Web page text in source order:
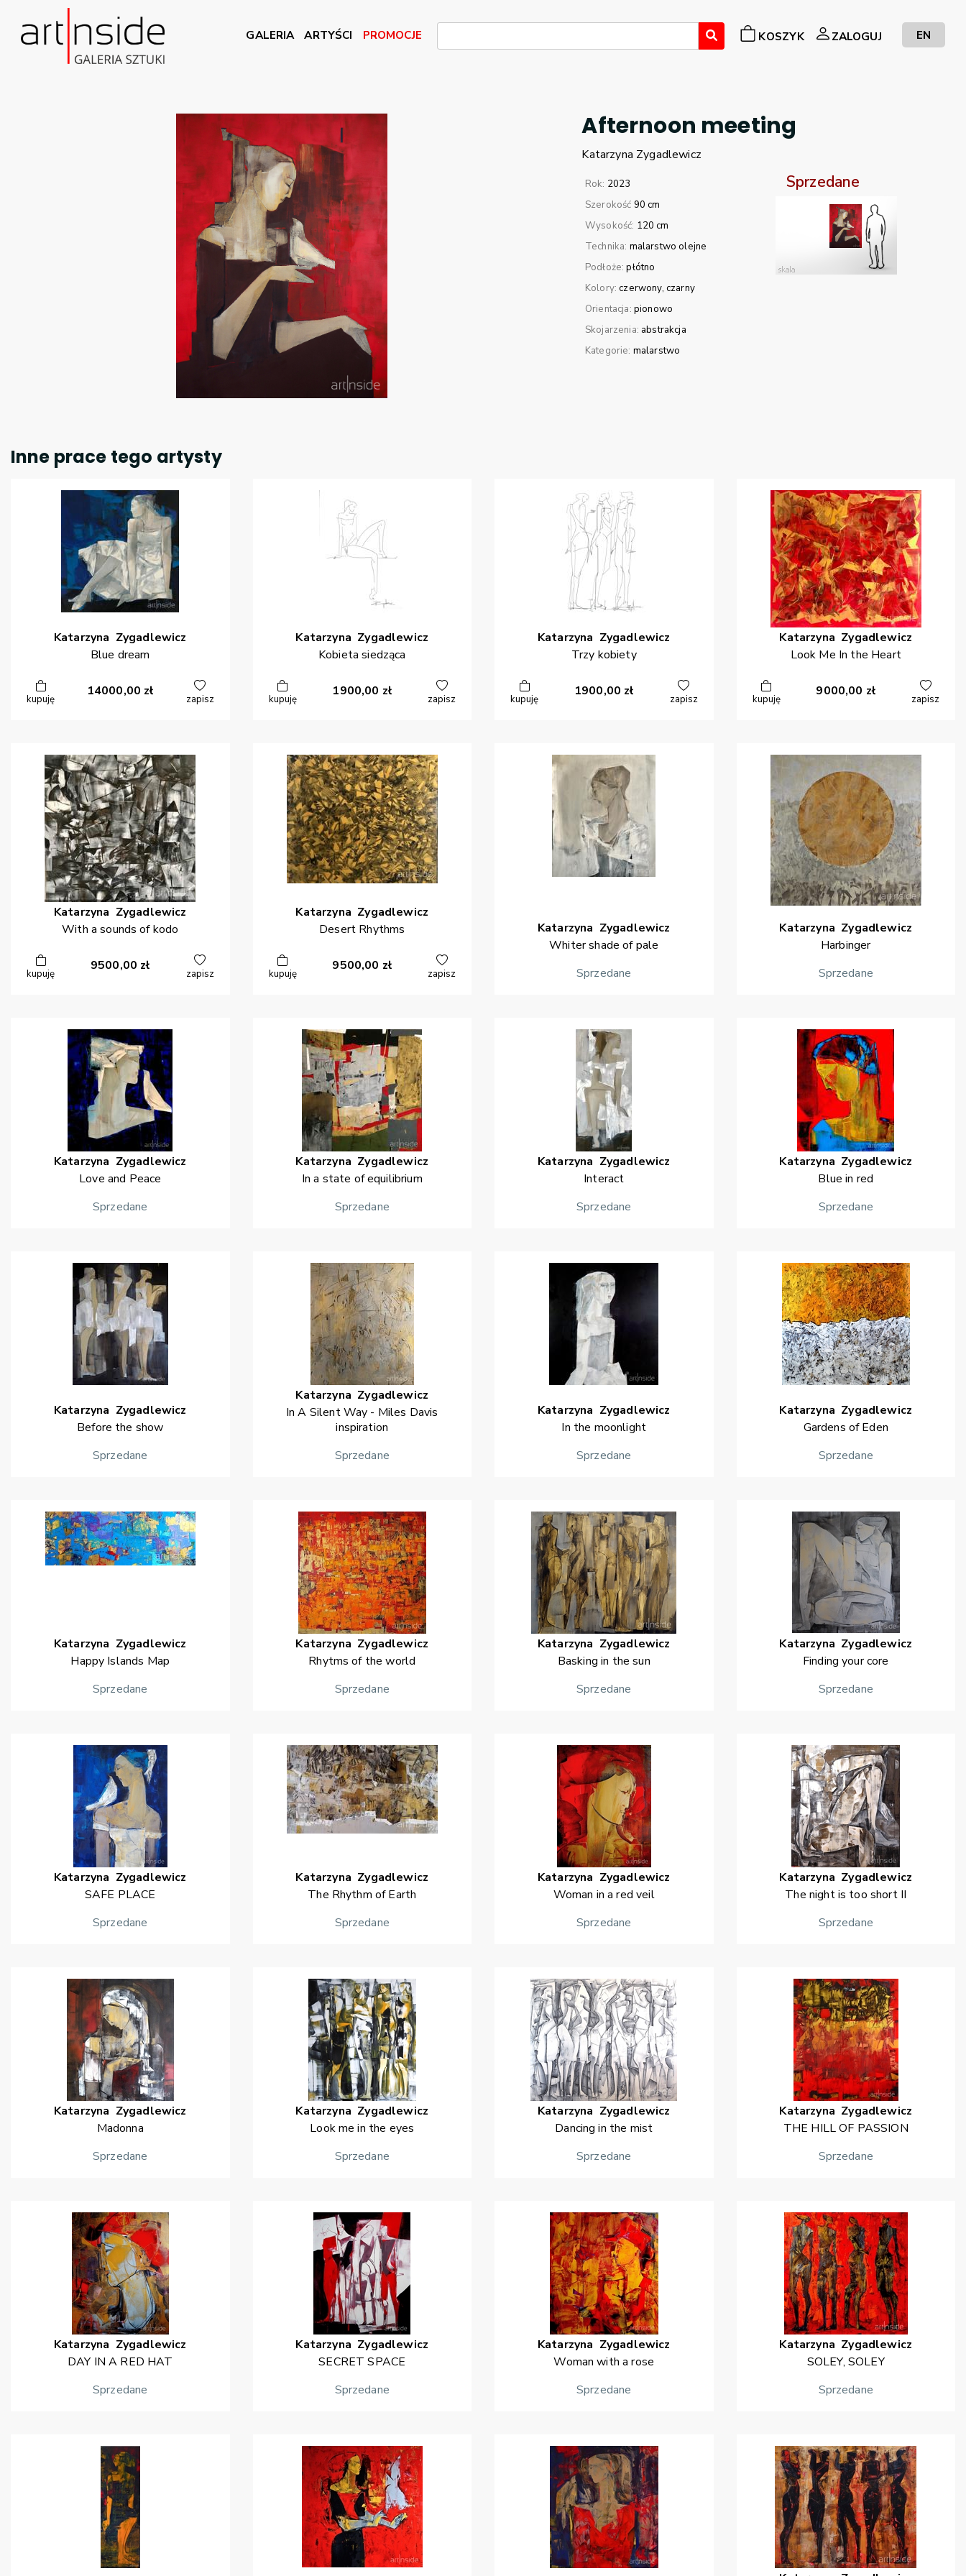
GALERIA ARTYŚCI PROMOCJE KOSZYK ZALOGUJ EN
Afternoon meeting
Katarzyna Zygadlewicz
Rok: 2023
Szerokość 90 cm
Wysokość: 120 cm
Technika: malarstwo olejne
Podłoże:płótno
Kolory:czerwony czarny
Orientacja: pionowo
Skojarzenia: abstrakcja
Kategorie: malarstwo
Sprzedane
Inne prace tego artysty
Katarzyna Zygadlewicz
Blue dream
kupuję
14000,00 zł
zapisz
Katarzyna Zygadlewicz
Kobieta siedząca
kupuję
1900,00 zł
zapisz
Katarzyna Zygadlewicz
Trzy kobiety
kupuję
1900,00 zł
zapisz
Katarzyna Zygadlewicz
Look Me In the Heart
kupuję
9000,00 zł
zapisz
Katarzyna Zygadlewicz
With a sounds of kodo
kupuję
9500,00 zł
zapisz
Katarzyna Zygadlewicz
Desert Rhythms
kupuję
9500,00 zł
zapisz
Katarzyna Zygadlewicz
Whiter shade of pale
Sprzedane
Katarzyna Zygadlewicz
Harbinger
Sprzedane
Katarzyna Zygadlewicz
Love and Peace
Sprzedane
Katarzyna Zygadlewicz
In a state of equilibrium
Sprzedane
Katarzyna Zygadlewicz
Interact
Sprzedane
Katarzyna Zygadlewicz
Blue in red
Sprzedane
Katarzyna Zygadlewicz
Before the show
Sprzedane
Katarzyna Zygadlewicz
In A Silent Way - Miles Davis
inspiration
Sprzedane
Katarzyna Zygadlewicz
In the moonlight
Sprzedane
Katarzyna Zygadlewicz
Gardens of Eden
Sprzedane
Katarzyna Zygadlewicz
Happy Islands Map
Sprzedane
Katarzyna Zygadlewicz
Rhytms of the world
Sprzedane
Katarzyna Zygadlewicz
Basking in the sun
Sprzedane
Katarzyna Zygadlewicz
Finding your core
Sprzedane
Katarzyna Zygadlewicz
SAFE PLACE
Sprzedane
Katarzyna Zygadlewicz
The Rhythm of Earth
Sprzedane
Katarzyna Zygadlewicz
Woman in a red veil
Sprzedane
Katarzyna Zygadlewicz
The night is too short II
Sprzedane
Katarzyna Zygadlewicz
Madonna
Sprzedane
Katarzyna Zygadlewicz
Look me in the eyes
Sprzedane
Katarzyna Zygadlewicz
Dancing in the mist
Sprzedane
Katarzyna Zygadlewicz
THE HILL OF PASSION
Sprzedane
Katarzyna Zygadlewicz
DAY IN A RED HAT
Sprzedane
Katarzyna Zygadlewicz
SECRET SPACE
Sprzedane
Katarzyna Zygadlewicz
Woman with a rose
Sprzedane
Katarzyna Zygadlewicz
SOLEY, SOLEY
Sprzedane